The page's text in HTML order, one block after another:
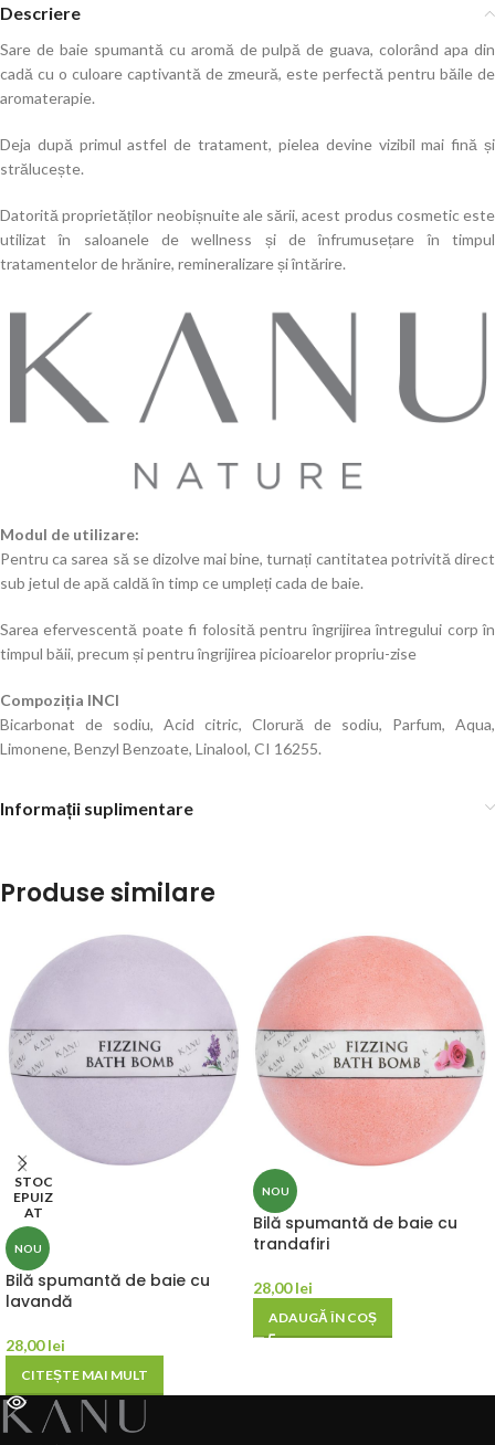
Descriere
Sare de baie spumantă cu aromă de pulpă de guava, colorând apa din
cadă cu o culoare captivantă de zmeură, este perfectă pentru băile de
aromaterapie.
Deja după primul astfel de tratament, pielea devine vizibil mai fină și
strălucește.
Datorită proprietăților neobișnuite ale sării, acest produs cosmetic este
utilizat în saloanele de wellness și de înfrumusețare în timpul
tratamentelor de hrănire, remineralizare și întărire.
Modul de utilizare:
Pentru ca sarea să se dizolve mai bine, turnați cantitatea potrivită direct
sub jetul de apă caldă în timp ce umpleți cada de baie.
Sarea efervescentă poate fi folosită pentru îngrijirea întregului corp în
timpul băii, precum și pentru îngrijirea picioarelor propriu-zise
Compoziția INCI
Bicarbonat de sodiu, Acid citric, Clorură de sodiu, Parfum, Aqua,
Limonene, Benzyl Benzoate, Linalool, CI 16255.
Informații suplimentare
Produse similare
STOC
EPUIZ
AT
NOU
Bilă spumantă de baie cu
lavandă
28,00lei
CITEȘTE MAI MULT
NOU
Bilă spumantă de baie cu
trandafiri
28,00lei
ADAUGĂ ÎN COȘ